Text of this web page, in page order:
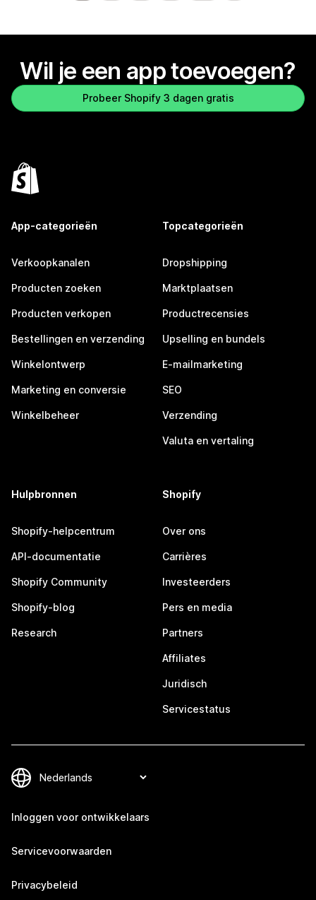
Wil je een app toevoegen?
Probeer Shopify 3 dagen gratis
App-categorieën
Verkoopkanalen
Producten zoeken
Producten verkopen
Bestellingen en verzending
Winkelontwerp
Marketing en conversie
Winkelbeheer
Topcategorieën
Dropshipping
Marktplaatsen
Productrecensies
Upselling en bundels
E-mailmarketing
SEO
Verzending
Valuta en vertaling
Hulpbronnen
Shopify-helpcentrum
API-documentatie
Shopify Community
Shopify-blog
Research
Shopify
Over ons
Carrières
Investeerders
Pers en media
Partners
Affiliates
Juridisch
Servicestatus
Inloggen voor ontwikkelaars
Servicevoorwaarden
Privacybeleid